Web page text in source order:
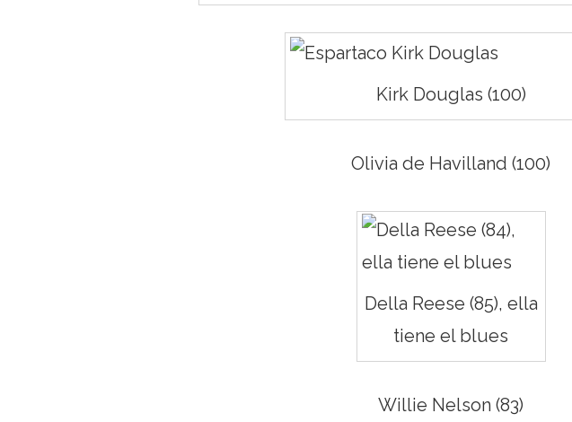
Kirk Douglas (100)
Olivia de Havilland (100)
Della Reese (85), ella
tiene el blues
Willie Nelson (83)